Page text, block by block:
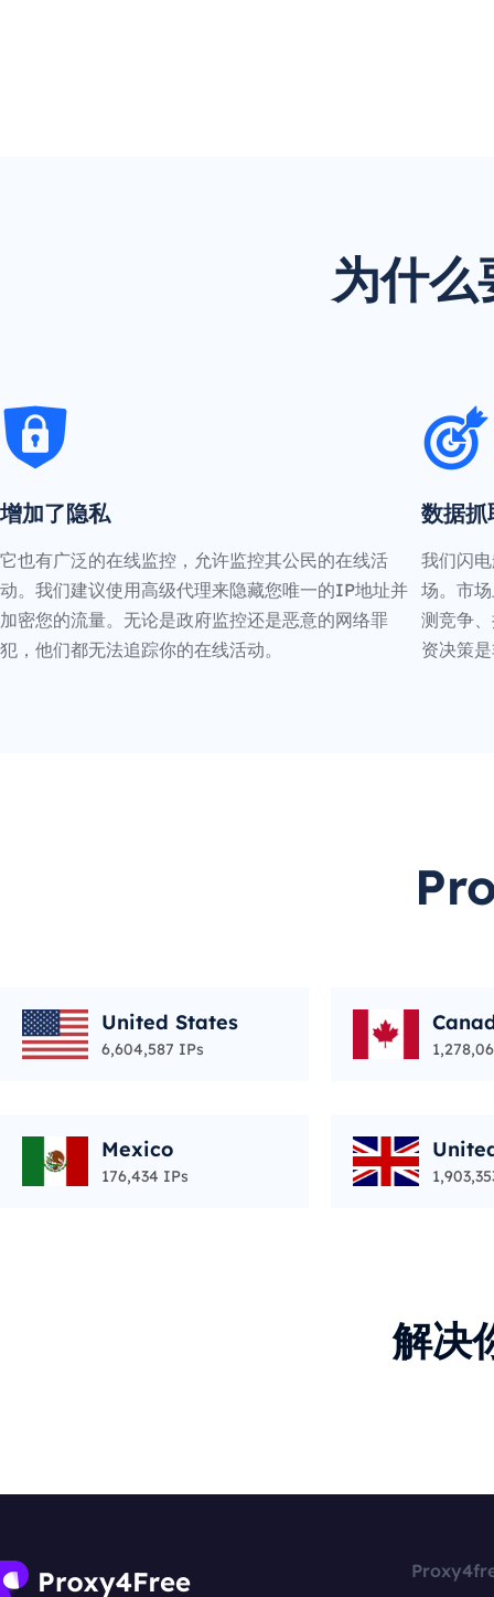
为什
增加了隐私
它也有广泛的在线监控，允许监控其公民的在线活
动。我们建议使用高级代理来隐藏您唯一的IP地址并
加密您的流量。无论是政府监控还是恶意的网络罪
犯，他们都无法追踪你的在线活动。
数据抓
我们闪
场。市
测竞争
资决策
United States
6,604,587 IPs
Mexico
176,434 IPs
解决